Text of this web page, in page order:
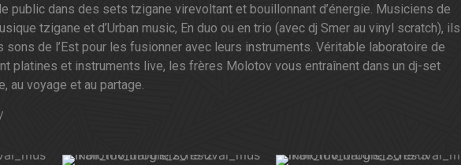
public dans des sets tzigane virevoltant et bouillonnant d’énergie. Musiciens de
tzigane et d’Urban music, En duo ou en trio (avec dj Smer au vinyl scratch), ils
de l’Est pour les fusionner avec leurs instruments. Véritable laboratoire de
platines et instruments live, les frères Molotov vous entraînent dans un dj-set
au voyage et au partage.